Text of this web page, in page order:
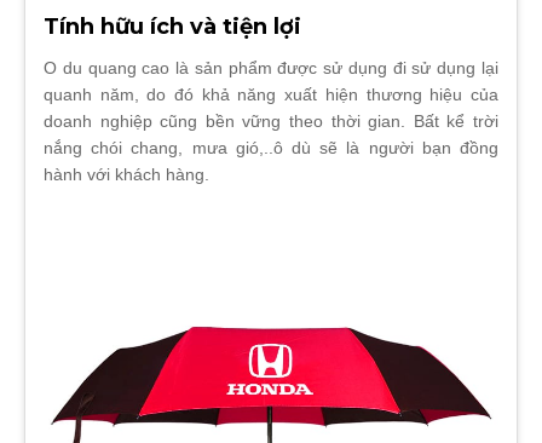
Tính hữu ích và tiện lợi
O du quang cao là sản phẩm được sử dụng đi sử dụng lại
quanh năm, do đó khả năng xuất hiện thương hiệu của
doanh nghiệp cũng bền vững theo thời gian. Bất kể trời
nắng chói chang, mưa gió,..ô dù sẽ là người bạn đồng
hành với khách hàng.